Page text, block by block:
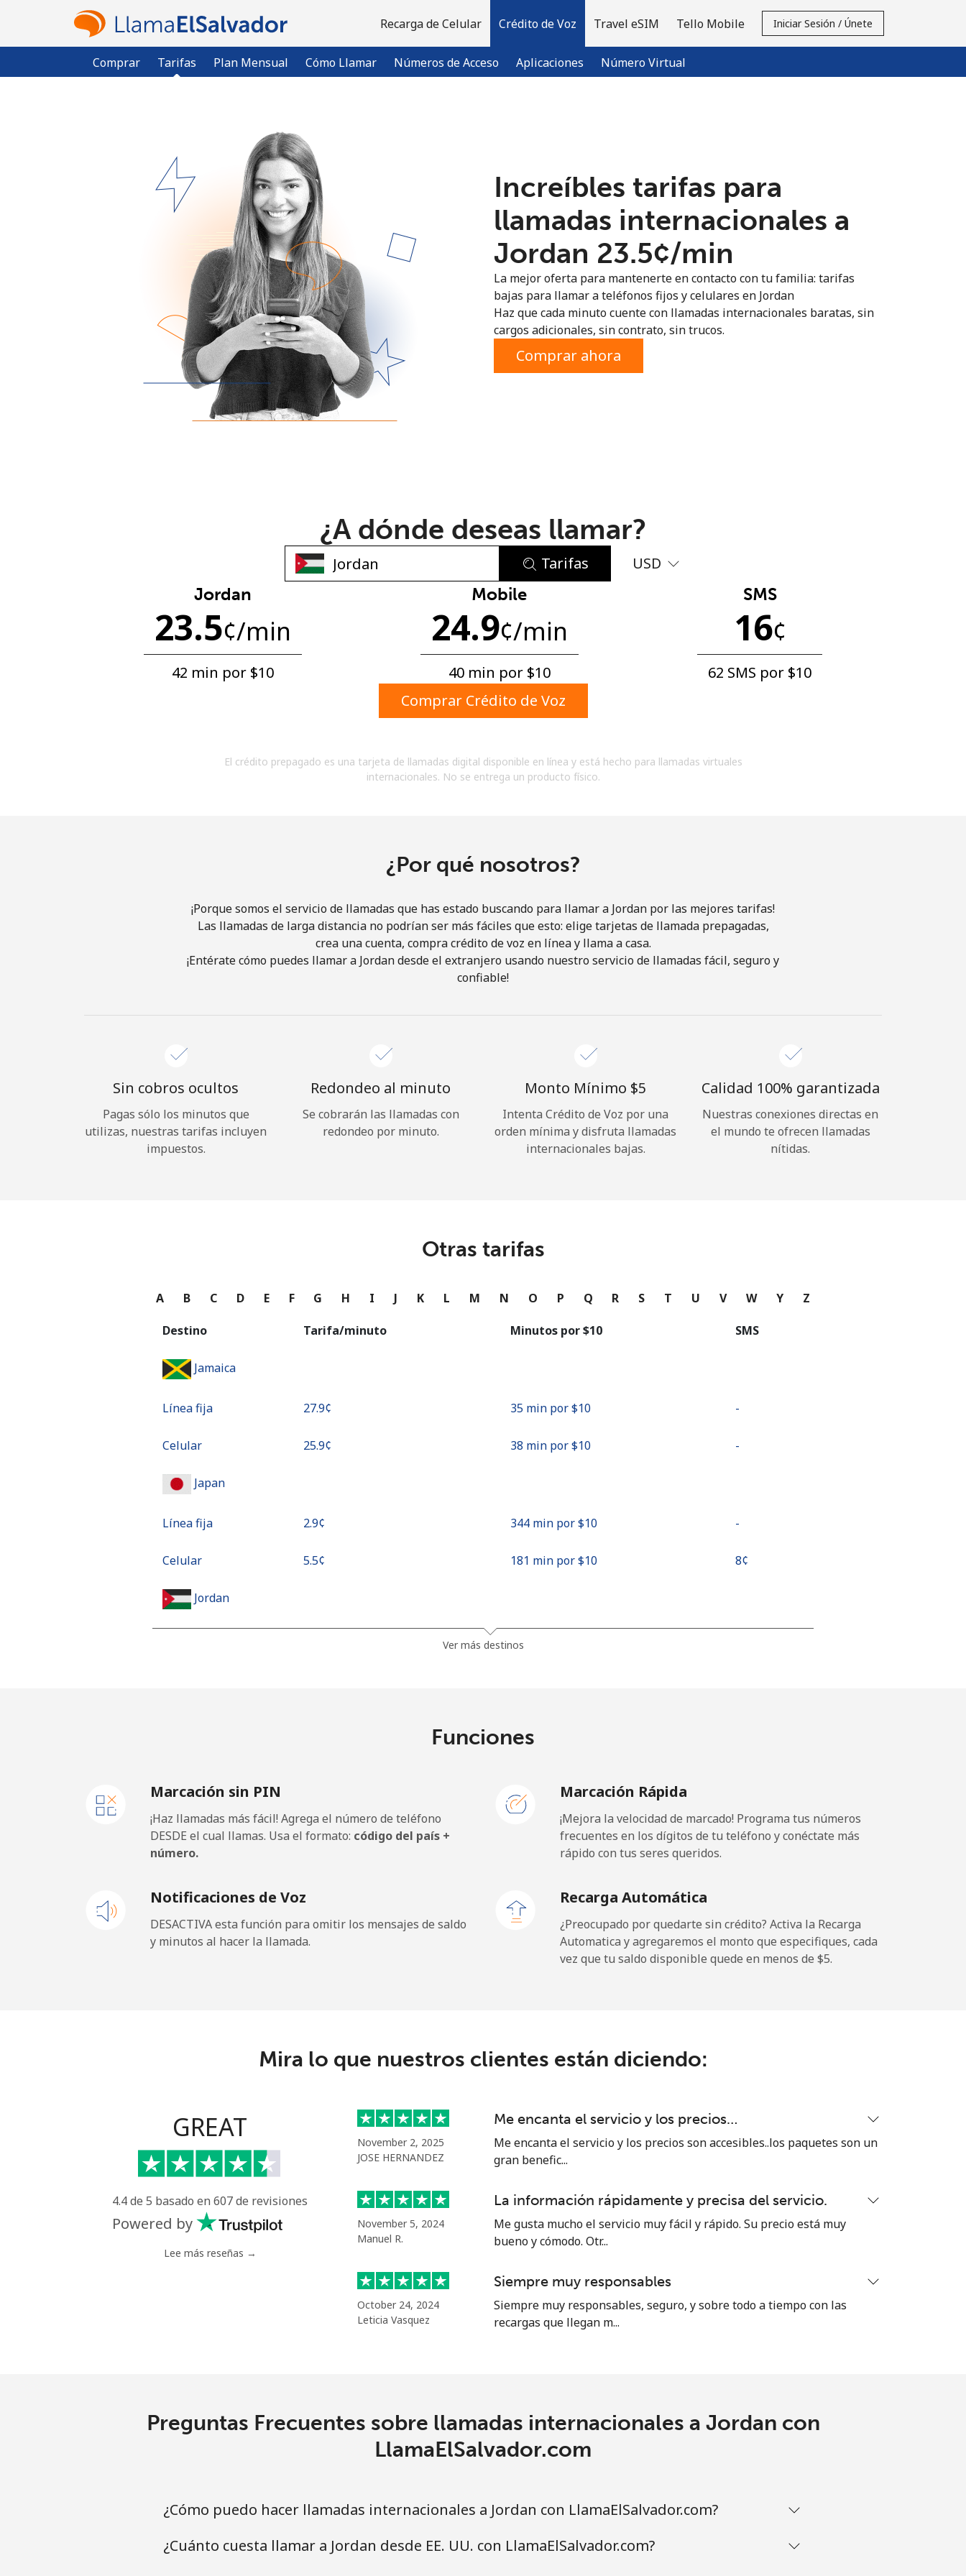
Recarga de Celular Crédito de Voz
Comprar Tarifas Plan Mensual Cómo Llamar Números de Acceso Aplicaciones Número Virtual
Travel eSIM Tello Mobile Iniciar Sesión / Únete
¿Ya tienes una cuenta? Inicia sesión →
Regístrate con
No se ha creado una contraseña
Mínimo 8 caracteres
Una letra mayúscula y una minúscula
Un caracter especial
acuerdo con estos
Términos y condiciones.
Únete
¡Hola!
Iniciar Sesión
Continuar con
Increíbles tarifas para
llamadas internacionales a
Jordan ⁦23.5¢⁩/min
La mejor oferta para mantenerte en contacto con tu familia: tarifas
bajas para llamar a teléfonos fijos y celulares en Jordan
Haz que cada minuto cuente con llamadas internacionales baratas, sin
cargos adicionales, sin contrato, sin trucos.
Comprar ahora
¿A dónde deseas llamar?
Tarifas USD
Jordan
23.5¢/min
42 min por ⁦$10⁩
Mobile
24.9¢/min
40 min por ⁦$10⁩
SMS
16¢
62 SMS por ⁦$10⁩
Comprar Crédito de Voz
El crédito prepagado es una tarjeta de llamadas digital disponible en línea y está hecho para llamadas virtuales
internacionales. No se entrega un producto físico.
¿Por qué nosotros?
¡Porque somos el servicio de llamadas que has estado buscando para llamar a Jordan por las mejores tarifas!
Las llamadas de larga distancia no podrían ser más fáciles que esto: elige tarjetas de llamada prepagadas,
crea una cuenta, compra crédito de voz en línea y llama a casa.
¡Entérate cómo puedes llamar a Jordan desde el extranjero usando nuestro servicio de llamadas fácil, seguro y
confiable!
Sin cobros ocultos
Pagas sólo los minutos que
utilizas, nuestras tarifas incluyen
impuestos.
Redondeo al minuto
Se cobrarán las llamadas con
redondeo por minuto.
Monto Mínimo ⁦$5⁩
Intenta Crédito de Voz por una
orden mínima y disfruta llamadas
internacionales bajas.
Calidad 100% garantizada
Nuestras conexiones directas en
el mundo te ofrecen llamadas
nítidas.
Otras tarifas
A B C D E F G H I J K L M N O P Q R S T U V W Y Z
Destino Tarifa/minuto Minutos por ⁦$10⁩ SMS
Jamaica
Línea fija ⁦27.9¢⁩ 35 min por ⁦$10⁩ -
Celular ⁦25.9¢⁩ 38 min por ⁦$10⁩ -
Japan
Línea fija ⁦2.9¢⁩ 344 min por ⁦$10⁩ -
Celular ⁦5.5¢⁩ 181 min por ⁦$10⁩ ⁦8¢⁩
Jordan
Ver más destinos
Funciones
Marcación sin PIN
¡Haz llamadas más fácil! Agrega el número de teléfono
DESDE el cual llamas. Usa el formato: código del país +
número.
Marcación Rápida
¡Mejora la velocidad de marcado! Programa tus números
frecuentes en los dígitos de tu teléfono y conéctate más
rápido con tus seres queridos.
Notificaciones de Voz
DESACTIVA esta función para omitir los mensajes de saldo
y minutos al hacer la llamada.
Recarga Automática
¿Preocupado por quedarte sin crédito? Activa la Recarga
Automatica y agregaremos el monto que especifiques, cada
vez que tu saldo disponible quede en menos de ⁦$5⁩.
Mira lo que nuestros clientes están diciendo:
GREAT
4.4 de 5 basado en 607 de revisiones
Powered by
Lee más reseñas →
November 2, 2025
JOSE HERNANDEZ
Me encanta el servicio y los precios…
Me encanta el servicio y los precios son accesibles..los paquetes son un
gran benefic...
November 5, 2024
Manuel R.
La información rápidamente y precisa del servicio.
Me gusta mucho el servicio muy fácil y rápido. Su precio está muy
bueno y cómodo. Otr...
October 24, 2024
Leticia Vasquez
Siempre muy responsables
Siempre muy responsables, seguro, y sobre todo a tiempo con las
recargas que llegan m...
Preguntas Frecuentes sobre llamadas internacionales a Jordan con
LlamaElSalvador.com
¿Cómo puedo hacer llamadas internacionales a Jordan con LlamaElSalvador.com?
¿Cuánto cuesta llamar a Jordan desde EE. UU. con LlamaElSalvador.com?